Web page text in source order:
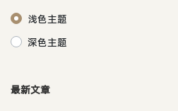
浅色主题
深色主题
最新文章